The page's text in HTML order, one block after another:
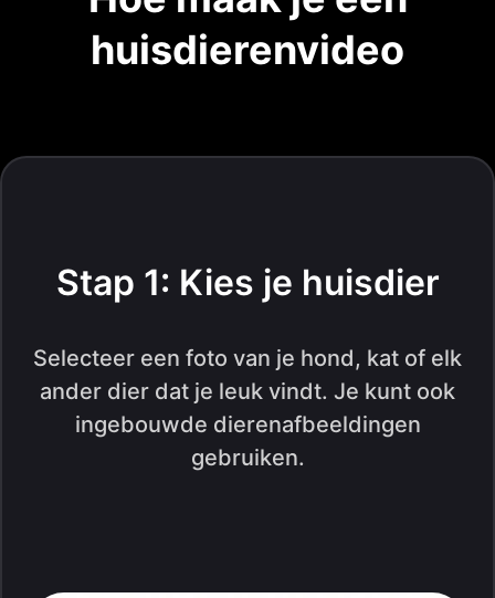
huisdierenvideo
Stap 1: Kies je huisdier
Selecteer een foto van je hond, kat of elk
ander dier dat je leuk vindt. Je kunt ook
ingebouwde dierenafbeeldingen
gebruiken.